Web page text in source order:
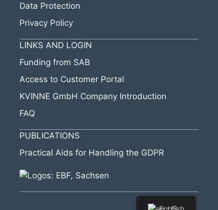
Data Protection
Privacy Policy
LINKS AND LOGIN
Funding from SAB
Access to Customer Portal
KVINNE GmbH Company Introduction
FAQ
PUBLICATIONS
Practical Aids for Handling the GDPR